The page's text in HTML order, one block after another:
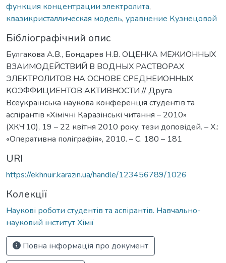
функция концентрации электролита,
квазикристаллическая модель, уравнение Кузнецовой
Бібліографічний опис
Булгакова А.В., Бондарев Н.В. ОЦЕНКА МЕЖИОННЫХ
ВЗАИМОДЕЙСТВИЙ В ВОДНЫХ РАСТВОРАХ
ЭЛЕКТРОЛИТОВ НА ОСНОВЕ СРЕДНЕИОННЫХ
КОЭФФИЦИЕНТОВ АКТИВНОСТИ // Друга
Всеукраїнська наукова конференція студентів та
аспірантів «Хімічні Каразінські читання – 2010»
(ХКЧ’10), 19 – 22 квітня 2010 року: тези доповідей. – Х.:
«Оперативна поліграфія», 2010. – С. 180 – 181
URI
https://ekhnuir.karazin.ua/handle/123456789/1026
Колекції
Наукові роботи студентів та аспірантів. Навчально-
науковий інститут Хімії
Повна інформація про документ